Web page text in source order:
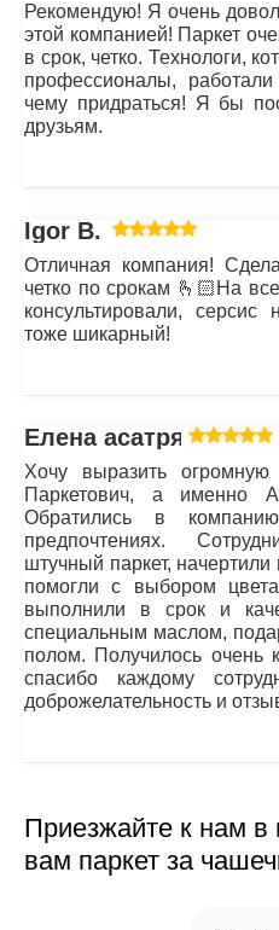
Рекомендую! Я очень
этой компанией! Паркет
в срок, четко. Технологи,
профессионалы,
чему придраться! Я бы
друзьям.
Igor B.
Отличная компания!
четко по срокам 🫰🏻На
консультировали,
тоже шикарный!
Елена асатрян
Хочу выразить огромную
Паркетович, а именно
Обратились в
предпочтениях.
штучный паркет,
помогли с выбором
выполнили в срок и
специальным маслом,
полом. Получилось очень
спасибо каждому
доброжелательность и
Приезжайте к нам в
вам паркет за